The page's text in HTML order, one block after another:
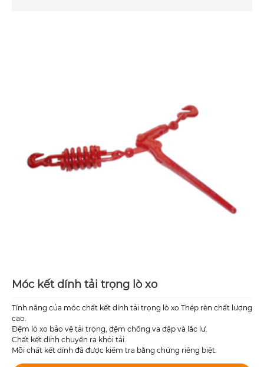
Móc kết dính tải trọng lò xo
Tính năng của móc chất kết dính tải trọng lò xo Thép rèn chất lượng
cao.
Đệm lò xo bảo vệ tải trọng, đệm chống va đập và lắc lư.
Chất kết dính chuyển ra khỏi tải.
Mỗi chất kết dính đã được kiểm tra bằng chứng riêng biệt.